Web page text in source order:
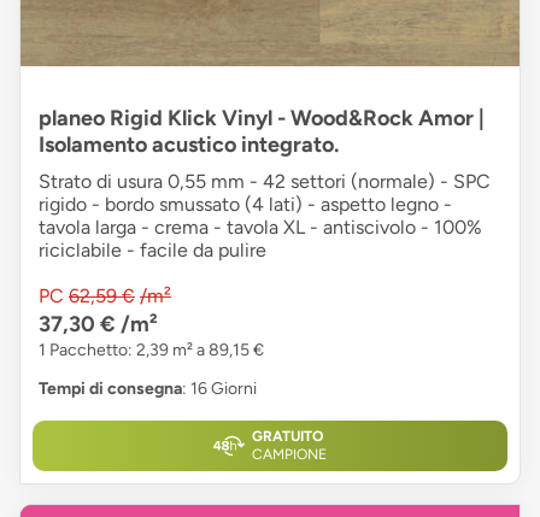
planeo Rigid Klick Vinyl - Wood&Rock Amor |
Isolamento acustico integrato.
Strato di usura 0,55 mm - 42 settori (normale) - SPC
rigido - bordo smussato (4 lati) - aspetto legno -
tavola larga - crema - tavola XL - antiscivolo - 100%
riciclabile - facile da pulire
PC 62,59 € /m²
37,30 € /m²
1 Pacchetto: 2,39 m² a 89,15 €
Tempi di consegna: 16 Giorni
GRATUITO
CAMPIONE